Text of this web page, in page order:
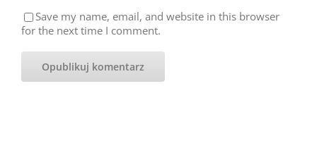
Save my name, email, and website in this browser
for the next time I comment.